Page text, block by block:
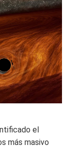
el
más masivo